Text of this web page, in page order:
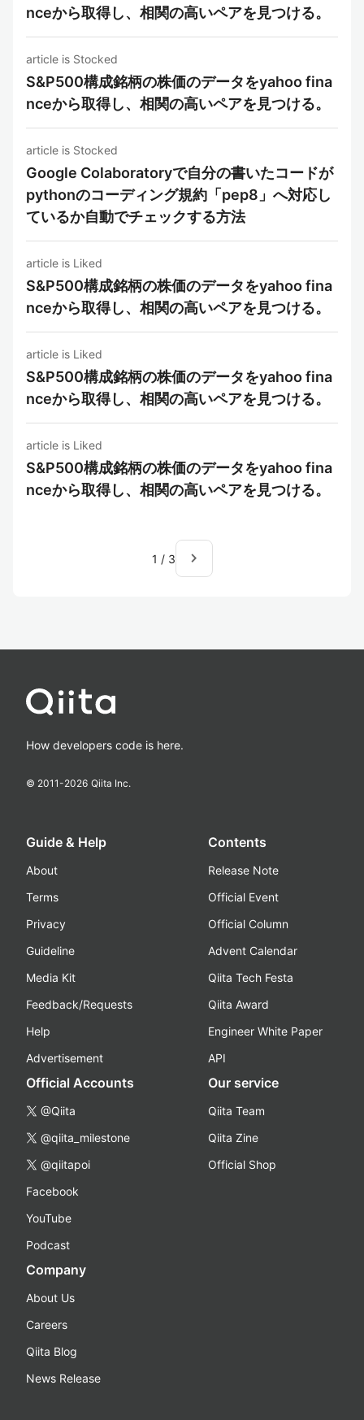
nceから取得し、相関の高いペアを見つける。
article is Stocked
S&P500構成銘柄の株価のデータをyahoo fina
nceから取得し、相関の高いペアを見つける。
article is Stocked
Google Colaboratoryで自分の書いたコードが
pythonのコーディング規約「pep8」へ対応し
ているか自動でチェックする方法
article is Liked
S&P500構成銘柄の株価のデータをyahoo fina
nceから取得し、相関の高いペアを見つける。
article is Liked
S&P500構成銘柄の株価のデータをyahoo fina
nceから取得し、相関の高いペアを見つける。
article is Liked
S&P500構成銘柄の株価のデータをyahoo fina
nceから取得し、相関の高いペアを見つける。
1 / 3 navigate_next
How developers code is here.
© 2011-2026 Qiita Inc.
Guide & Help
About
Terms
Privacy
Guideline
Media Kit
Feedback/Requests
Help
Advertisement
Contents
Release Note
Official Event
Official Column
Advent Calendar
Qiita Tech Festa
Qiita Award
Engineer White Paper
API
Official Accounts
@Qiita
@qiita_milestone
@qiitapoi
Facebook
YouTube
Podcast
Our service
Qiita Team
Qiita Zine
Official Shop
Company
About Us
Careers
Qiita Blog
News Release